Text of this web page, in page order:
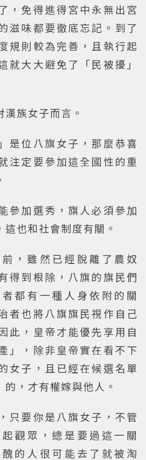
，免得進得宮中永無出宮
滋味都要徹底忘記。到了
規則較為完善，且執行起
就大大避免了「民被擾」
族女子而言。
是位八旗女子，那麼恭喜
注定要參加這全國性的重
參加選秀，旗人必須參加
也和社會制度有關。
，雖然已經脫離了農奴
得到根除，八旗的旗民們
都有一種人身依附的關
者也將八旗旗民視作自己
此，皇帝才能優先享用自
」，除非皇帝實在看不下
女子，且已經在候選名單
的，才有權嫁與他人。
只要你是八旗女子，不管
觀眾，總是要過這一關
的人很可能去了就被淘